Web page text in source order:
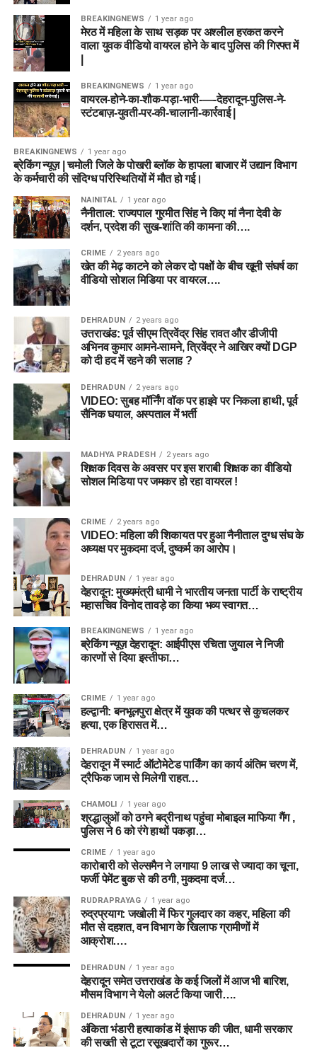
BREAKINGNEWS 1 year ago
मेरठ में महिला के साथ सड़क पर अश्लील हरकत करने
वाला युवक वीडियो वायरल होने के बाद पुलिस की गिरफ्त में
BREAKINGNEWS 1 year ago
वायरल-होने-का-शौक-पड़ा-भारी-—-देहरादून-पुलिस-ने-
स्टंटबाज़-युवती-पर-की-चालानी-कार्रवाई |
BREAKINGNEWS 1 year ago
ब्रेकिंग न्यूज़ | चमोली जिले के पोखरी ब्लॉक के हापला बाजार में उद्यान विभाग
के कर्मचारी की संदिग्ध परिस्थितियों में मौत हो गई।
NAINITAL 1 year ago
नैनीताल: राज्यपाल गुरमीत सिंह ने किए मां नैना देवी के
दर्शन, प्रदेश की सुख-शांति की कामना की….
CRIME 2 years ago
खेत की मेढ़ काटने को लेकर दो पक्षों के बीच खूनी संघर्ष का
वीडियो सोशल मिडिया पर वायरल….
DEHRADUN 2 years ago
उत्तराखंड: पूर्व सीएम त्रिवेंद्र सिंह रावत और डीजीपी
अभिनव कुमार आमने-सामने, त्रिवेंद्र ने आखिर क्यों DGP
को दी हद में रहने की सलाह ?
DEHRADUN 2 years ago
VIDEO: सुबह मॉर्निंग वॉक पर हाइवे पर निकला हाथी, पूर्व
सैनिक घयाल, अस्पताल में भर्ती
MADHYA PRADESH 2 years ago
शिक्षक दिवस के अवसर पर इस शराबी शिक्षक का वीडियो
सोशल मिडिया पर जमकर हो रहा वायरल !
CRIME 2 years ago
VIDEO: महिला की शिकायत पर हुआ नैनीताल दुग्ध संघ के
अध्यक्ष पर मुकदमा दर्ज, दुष्कर्म का आरोप।
DEHRADUN 1 year ago
देहरादून: मुख्यमंत्री धामी ने भारतीय जनता पार्टी के राष्ट्रीय
महासचिव विनोद तावड़े का किया भव्य स्वागत…
BREAKINGNEWS 1 year ago
ब्रेकिंग न्यूज़ देहरादून: आईपीएस रचिता जुयाल ने निजी
कारणों से दिया इस्तीफा…
CRIME 1 year ago
हल्द्वानी: बनभूलपुरा क्षेत्र में युवक की पत्थर से कुचलकर
हत्या, एक हिरासत में…
DEHRADUN 1 year ago
देहरादून में स्मार्ट ऑटोमेटेड पार्किंग का कार्य अंतिम चरण में,
ट्रैफिक जाम से मिलेगी राहत…
CHAMOLI 1 year ago
श्रद्धालुओं को ठगने बद्रीनाथ पहुंचा मोबाइल माफिया गैंग ,
पुलिस ने 6 को रंगे हाथों पकड़ा…
CRIME 1 year ago
कारोबारी को सेल्समैन ने लगाया 9 लाख से ज्यादा का चूना,
फर्जी पेमेंट बुक से की ठगी, मुकदमा दर्ज…
RUDRAPRAYAG 1 year ago
रुद्रप्रयाग: जखोली में फिर गुलदार का कहर, महिला की
मौत से दहशत, वन विभाग के खिलाफ ग्रामीणों में
आक्रोश….
DEHRADUN 1 year ago
देहरादून समेत उत्तराखंड के कई जिलों में आज भी बारिश,
मौसम विभाग ने येलो अलर्ट किया जारी….
DEHRADUN 1 year ago
अंकिता भंडारी हत्याकांड में इंसाफ की जीत, धामी सरकार
की सख्ती से टूटा रसूखदारों का गुरूर…